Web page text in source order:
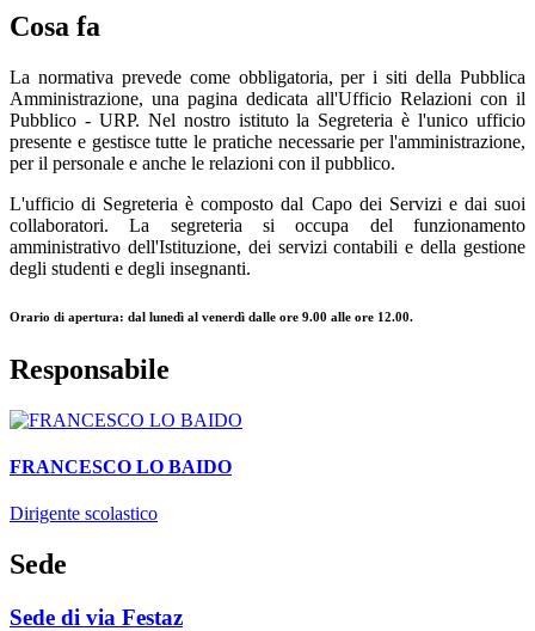
Cosa fa
La normativa prevede come obbligatoria, per i siti della Pubblica
Amministrazione, una pagina dedicata all'Ufficio Relazioni con il
Pubblico - URP. Nel nostro istituto la Segreteria è l'unico ufficio
presente e gestisce tutte le pratiche necessarie per l'amministrazione,
per il personale e anche le relazioni con il pubblico.
L'ufficio di Segreteria è composto dal Capo dei Servizi e dai suoi
collaboratori. La segreteria si occupa del funzionamento
amministrativo dell'Istituzione, dei servizi contabili e della gestione
degli studenti e degli insegnanti.
Orario di apertura: dal lunedì al venerdì dalle ore 9.00 alle ore 12.00.
Responsabile
FRANCESCO LO BAIDO
Dirigente scolastico
Sede
Sede di via Festaz